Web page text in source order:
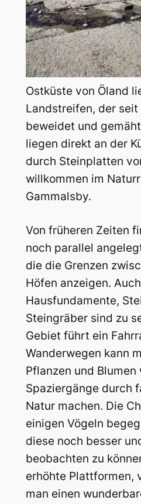
Ostküste von Öland
Landstreifen, der
beweidet und
liegen direkt an der
durch Steinplatten
willkommen im
Gammalsby.
Von früheren Zeiten
noch parallel
die die Grenzen
Höfen anzeigen.
Hausfundamente,
Steingräber sind zu
Gebiet führt ein
Wanderwegen kann
Pflanzen und
Spaziergänge durch
Natur machen. Die
einigen Vögeln
diese noch besser
beobachten zu
erhöhte Plattformen,
man einen